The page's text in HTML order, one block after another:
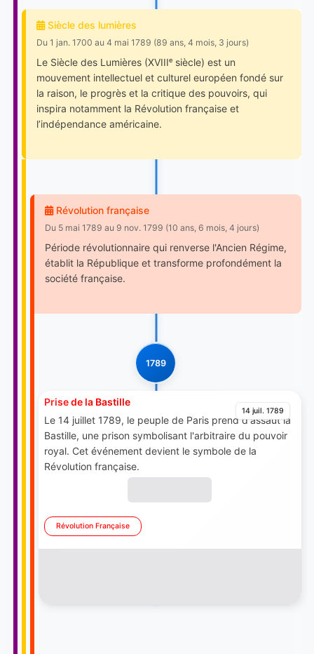
Siècle des lumières
Du 1 jan. 1700 au 4 mai 1789 (89 ans, 4 mois, 3 jours)
Le Siècle des Lumières (XVIIIᵉ siècle) est un
mouvement intellectuel et culturel européen fondé sur
la raison, le progrès et la critique des pouvoirs, qui
inspira notamment la Révolution française et
l’indépendance américaine.
Révolution française
Du 5 mai 1789 au 9 nov. 1799 (10 ans, 6 mois, 4 jours)
Période révolutionnaire qui renverse l'Ancien Régime,
établit la République et transforme profondément la
société française.
1789
14 juil. 1789
Prise de la Bastille
Le 14 juillet 1789, le peuple de Paris prend d'assaut la
Bastille, une prison symbolisant l'arbitraire du pouvoir
royal. Cet événement devient le symbole de la
Révolution française.
Révolution Française